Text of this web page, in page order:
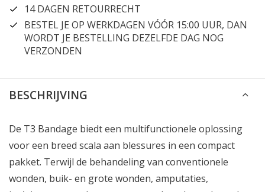
14 DAGEN RETOURRECHT
BESTEL JE OP WERKDAGEN VÓÓR 15:00 UUR, DAN
WORDT JE BESTELLING DEZELFDE DAG NOG
VERZONDEN
BESCHRIJVING
De T3 Bandage biedt een multifunctionele oplossing
voor een breed scala aan blessures in een compact
pakket. Terwijl de behandeling van conventionele
wonden, buik- en grote wonden, amputaties,